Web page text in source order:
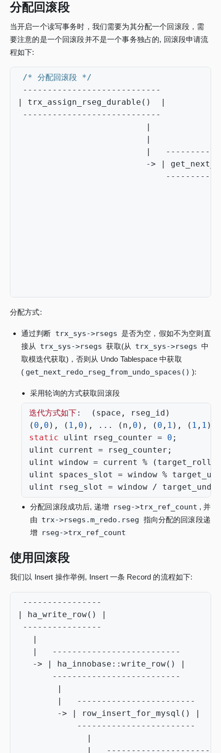
分配回滚段
当开启一个读写事务时，我们需要为其分配一个回滚段，需
要注意的是一个回滚段并不是一个事务独占的, 回滚段申请流
程如下:
/* 分配回滚段 */
----------------------------
|
trx_assign_rseg_durable ()
|
----------------------------
|
|
|
->
|
分配方式:
通过判断 trx_sys->rsegs 是否为空，假如不为空则直
接从
trx_sys->rsegs 获取(从 trx_sys->rsegs 中
取模迭代获取)，否则从 Undo Tablespace 中获取
( get_next_redo_rseg_from_undo_spaces() ):
采用轮询的方式获取回滚段
迭代方式如下: ( space , rseg_id )
( 0 , 0 ), ( 1 , 0 ), ... ( n , 0 ), ( 0 , 1 ), ( 1 , 1 ),
static
ulint rseg_counter = 0 ;
ulint
current = rseg_counter ;
ulint
window = current % (
ulint
spaces_slot = window %
ulint
rseg_slot = window /
分配回滚段成功后, 递增 rseg->trx_ref_count , 并
由 trx->rsegs.m_redo.rseg 指向分配的回滚段递
增 rseg->trx_ref_count
使用回滚段
我们以 Insert 操作举例, Insert 一条 Record 的流程如下:
----------------
|
ha_write_row()
|
----------------
|
|
--------------------------
->
| ha_innobase :: write_row()
|
--------------------------
|
|
------------------------
->
| row_insert_for_mysql ()
|
------------------------
|
|